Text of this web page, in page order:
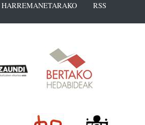
HARREMANETARAKO RSS